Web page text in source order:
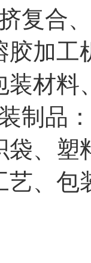
复合
胶加工
装材料
制品
袋、塑
艺、包